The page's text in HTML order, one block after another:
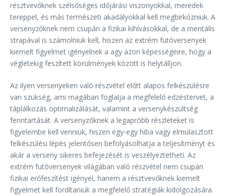
résztvevőknek szélsőséges időjárási viszonyokkal, meredek
tereppel, és más természeti akadályokkal kell megbirkózniuk. A
versenyzőknek nem csupán a fizikai kihívásokkal, de a mentális
strapával is számolniuk kell, hiszen az extrém futóversenyek
kiemelt figyelmet igényelnek a agy azon képességeire, hogy a
végletekig feszített körülmények között is helytálljon.
Az ilyen versenyeken való részvétel előtt alapos felkészülésre
van szükség, ami magában foglalja a megfelelő edzéstervet, a
táplálkozás optimalizálását, valamint a versenykészültség
fenntartását. A versenyzőknek a legapróbb részleteket is
figyelembe kell venniük, hiszen egy-egy hiba vagy elmulasztott
felkészülési lépés jelentősen befolyásolhatja a teljesítményt és
akár a verseny sikeres befejezését is veszélyeztetheti. Az
extrém futóversenyek világában való részvétel nem csupán
fizikai erőfeszítést igényel, hanem a résztvevőknek kiemelt
figyelmet kell fordítaniuk a megfelelő stratégiák kidolgozására